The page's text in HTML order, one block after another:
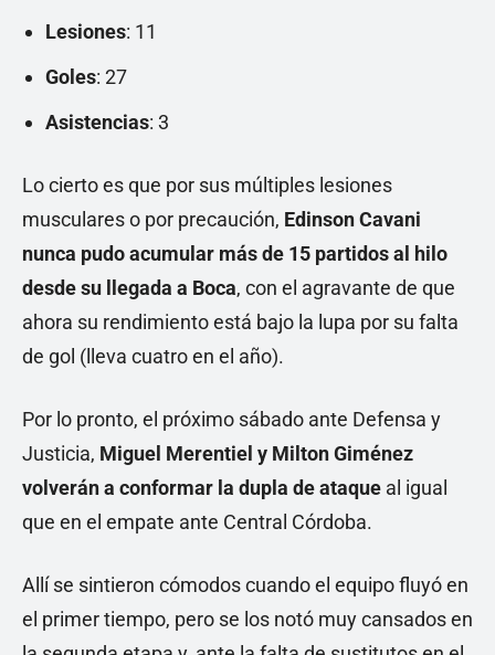
Lesiones: 11
Goles: 27
Asistencias: 3
Lo cierto es que por sus múltiples lesiones
musculares o por precaución, Edinson Cavani
nunca pudo acumular más de 15 partidos al hilo
desde su llegada a Boca, con el agravante de que
ahora su rendimiento está bajo la lupa por su falta
de gol (lleva cuatro en el año).
Por lo pronto, el próximo sábado ante Defensa y
Justicia, Miguel Merentiel y Milton Giménez
volverán a conformar la dupla de ataque al igual
que en el empate ante Central Córdoba.
Allí se sintieron cómodos cuando el equipo fluyó en
el primer tiempo, pero se los notó muy cansados en